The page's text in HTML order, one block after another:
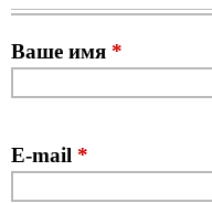
Ваше имя *
E-mail *